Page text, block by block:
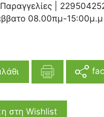
|
08.00πμ-15:00μ.μ
στη Wishlist